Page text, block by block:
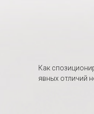
Как
явных отличий